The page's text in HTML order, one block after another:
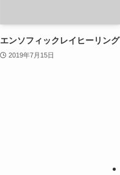
エンソフィックレイヒーリング
2019年7月15日